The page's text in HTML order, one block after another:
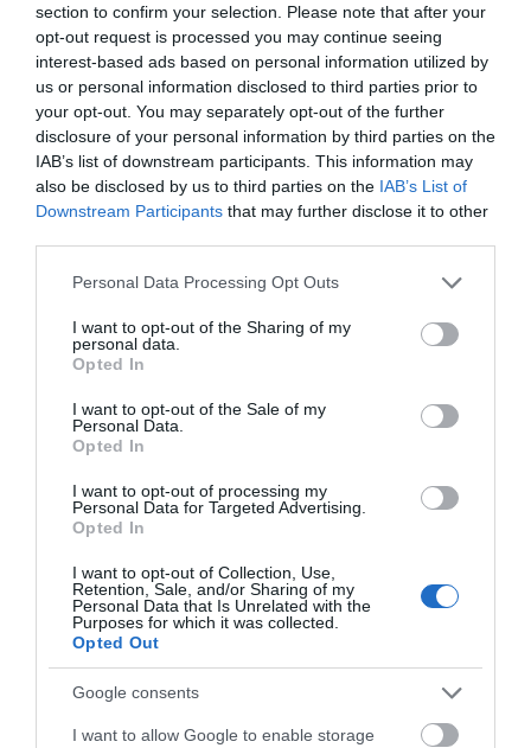
section to confirm your selection. Please note that after your
opt-out request is processed you may continue seeing
interest-based ads based on personal information utilized by
us or personal information disclosed to third parties prior to
your opt-out. You may separately opt-out of the further
disclosure of your personal information by third parties on the
IAB’s list of downstream participants. This information may
also be disclosed by us to third parties on the IAB’s List of
Downstream Participants that may further disclose it to other
Please note that this website/app uses one or more Google
not limited to your visit or usage behaviour. You may click to
grant or deny consent to Google and its third-party tags to
use your data for below specified purposes in below Google
consent section.
Personal Data Processing Opt Outs
I want to opt-out of the Sharing of my
personal data.
Opted In
I want to opt-out of the Sale of my
Personal Data.
Opted In
I want to opt-out of processing my
Personal Data for Targeted Advertising.
Opted In
I want to opt-out of Collection, Use,
Retention, Sale, and/or Sharing of my
Personal Data that Is Unrelated with the
Purposes for which it was collected.
Opted Out
Google consents
I want to allow Google to enable storage
Βαρύ πένθος για τον εκπαιδευτικό
από την Εύβοια που έφυγε από τη
ζωή
07.08.2026 | 18:00
Αυτοψία στα καμένα: 37 σπίτια
κρίθηκαν κατεδαφιστέα στο
Πόρτο Γερμενό
Εύβοια: Αυτός είναι ο 36χρονος
επιχειρηματίας πού έχασε την
ζωή του
07.08.2026 | 17:20
Οδηγός λεωφορείου υπέστη
καρδιακό επεισόδιο ενώ οδηγούσε
07.08.2026 | 17:00
Καρκίνος: Τα
περιστατικά
αναμένεται να
αυξηθούν κατά 67%
έως το 2050
Ένα ξωκλήσι
«κρεμασμένο» πάνω
από το Αιγαίο
γιορτάζει! Ξέρετε πού
βρίσκεται;